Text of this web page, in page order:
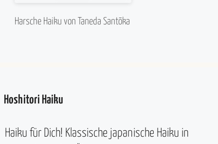
Harsche Haiku von Taneda Santōka
Hoshitori Haiku
Haiku für Dich! Klassische japanische Haiku in